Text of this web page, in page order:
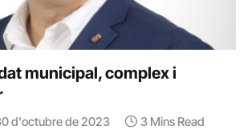
municipal, complex i
d'octubre de 2023 3 Mins Read